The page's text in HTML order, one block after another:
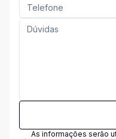
As informações serão